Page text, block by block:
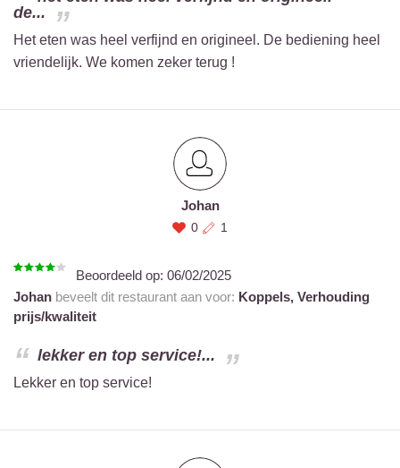
de...
Het eten was heel verfijnd en origineel. De bediening heel
vriendelijk. We komen zeker terug !
Johan
0 1
Beoordeeld op: 06/02/2025
Johan beveelt dit restaurant aan voor: Koppels, Verhouding
prijs/kwaliteit
lekker en top service!...
Lekker en top service!